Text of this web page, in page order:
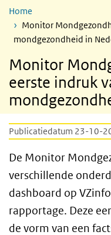
Home
Monitor
mondgezondheid in
Monitor
eerste indruk
Publicatiedatum 23-10-
De Monitor
verschillende
dashboard op
rapportage. Deze
de vorm van een